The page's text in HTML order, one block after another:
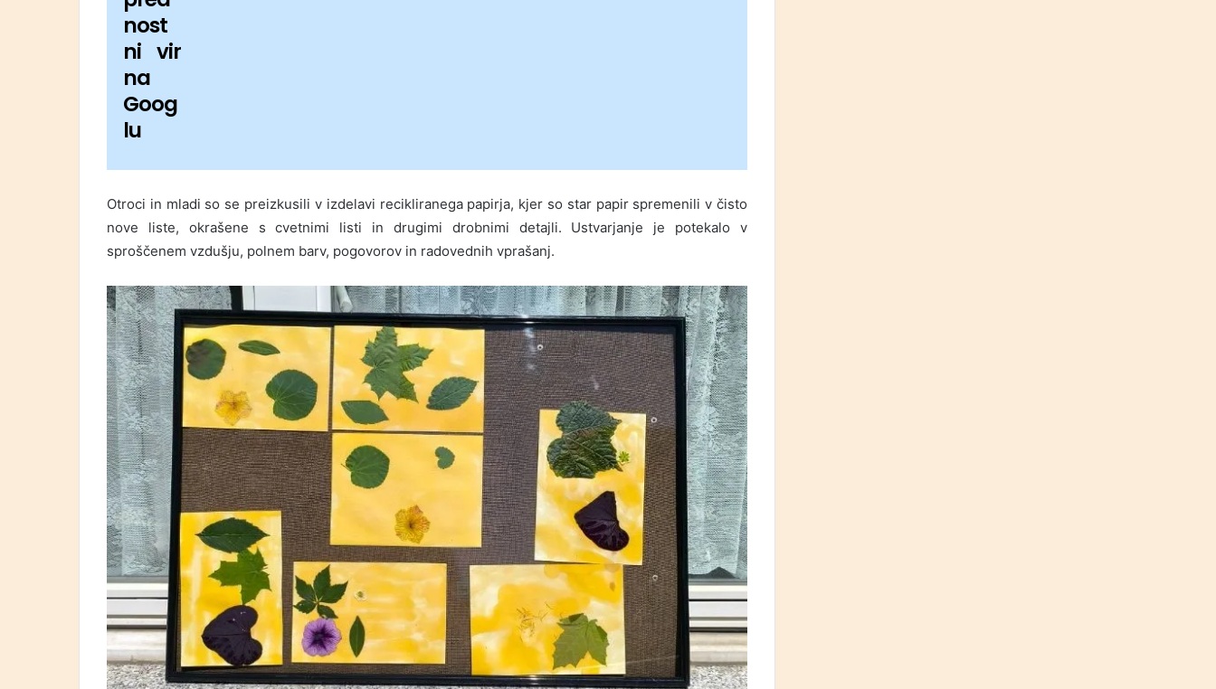
nost
ni vir
na
Goog
lu
Otroci in mladi so se preizkusili v izdelavi recikliranega papirja, kjer so star papir spremenili v čisto
nove liste, okrašene s cvetnimi listi in drugimi drobnimi detajli. Ustvarjanje je potekalo v
sproščenem vzdušju, polnem barv, pogovorov in radovednih vprašanj.